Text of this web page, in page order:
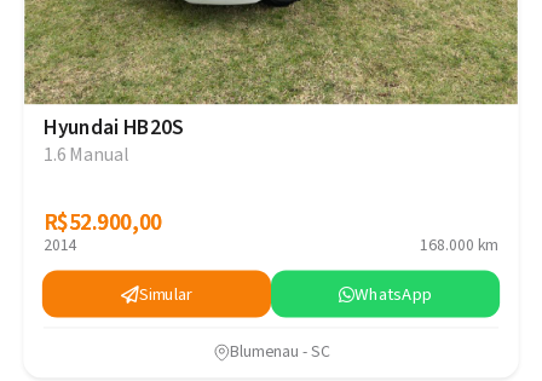
Hyundai HB20S
1.6 Manual
R$52.900,00
R$52.900,00
2014 168.000 km
Simular WhatsApp
Blumenau - SC